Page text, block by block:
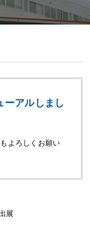
ーアルしまし
よろしくお願い
展